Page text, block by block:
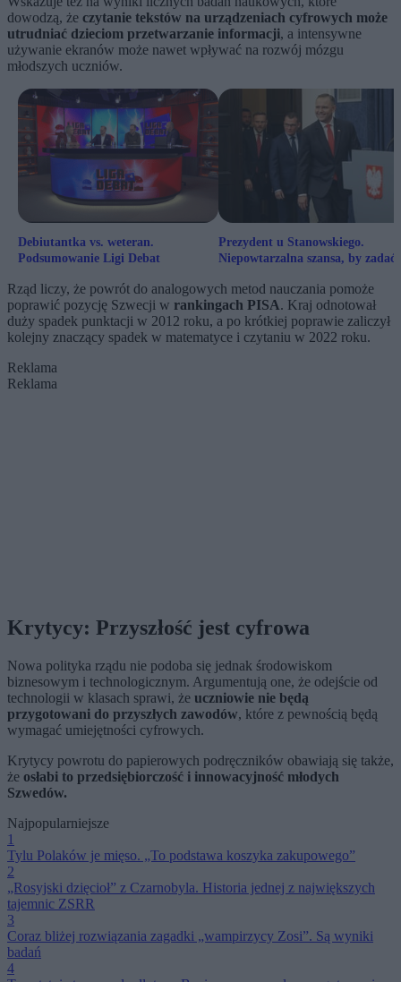
dowodzą, że czytanie tekstów na urządzeniach cyfrowych może
utrudniać dzieciom przetwarzanie informacji, a intensywne
używanie ekranów może nawet wpływać na rozwój mózgu
młodszych uczniów.
Debiutantka vs. weteran.
Podsumowanie Ligi Debat
Prezydent u Stanowskiego.
Niepowtarzalna szansa, by zadać
Rząd liczy, że powrót do analogowych metod nauczania pomoże
poprawić pozycję Szwecji w rankingach PISA. Kraj odnotował
duży spadek punktacji w 2012 roku, a po krótkiej poprawie zaliczył
kolejny znaczący spadek w matematyce i czytaniu w 2022 roku.
Reklama
Reklama
Krytycy: Przyszłość jest cyfrowa
Nowa polityka rządu nie podoba się jednak środowiskom
biznesowym i technologicznym. Argumentują one, że odejście od
technologii w klasach sprawi, że uczniowie nie będą
przygotowani do przyszłych zawodów, które z pewnością będą
wymagać umiejętności cyfrowych.
Krytycy powrotu do papierowych podręczników obawiają się także,
że osłabi to przedsiębiorczość i innowacyjność młodych
Szwedów.
Najpopularniejsze
1
Tylu Polaków je mięso. „To podstawa koszyka zakupowego”
2
„Rosyjski dzięcioł” z Czarnobyla. Historia jednej z największych
tajemnic ZSRR
3
Coraz bliżej rozwiązania zagadki „wampirzycy Zosi”. Są wyniki
badań
4